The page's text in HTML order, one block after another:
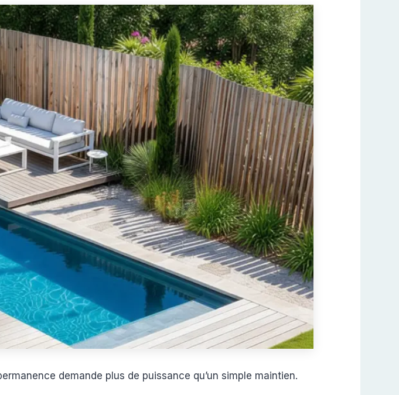
demande plus de puissance qu’un simple maintien.